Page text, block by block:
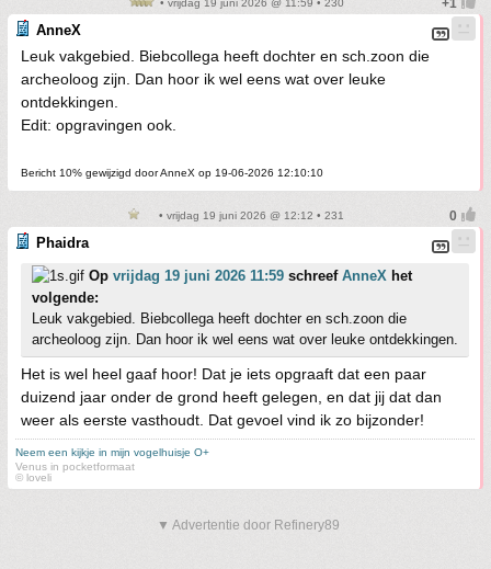
• vrijdag 19 juni 2026 @ 11:59 • 230
AnneX
Leuk vakgebied. Biebcollega heeft dochter en sch.zoon die
archeoloog zijn. Dan hoor ik wel eens wat over leuke
ontdekkingen.
Edit: opgravingen ook.
Bericht 10% gewijzigd door AnneX op 19-06-2026 12:10:10
• vrijdag 19 juni 2026 @ 12:12 • 231
Phaidra
Op vrijdag 19 juni 2026 11:59 schreef AnneX het
volgende:
Leuk vakgebied. Biebcollega heeft dochter en sch.zoon die
archeoloog zijn. Dan hoor ik wel eens wat over leuke ontdekkingen.
Het is wel heel gaaf hoor! Dat je iets opgraaft dat een paar
duizend jaar onder de grond heeft gelegen, en dat jij dat dan
weer als eerste vasthoudt. Dat gevoel vind ik zo bijzonder!
Neem een kijkje in mijn vogelhuisje O+
Venus in pocketformaat
© loveli
▼ Advertentie door Refinery89